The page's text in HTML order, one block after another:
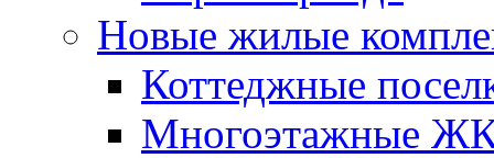
Новые жилые
Коттеджные
Многоэтажные